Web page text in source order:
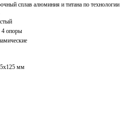
сплав алюминия и титана по технологии
4 опоры
мм